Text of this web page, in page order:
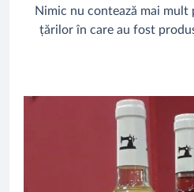
Nimic nu contează mai mult
țărilor în care au fost